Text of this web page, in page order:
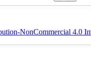
NonCommercial 4.0